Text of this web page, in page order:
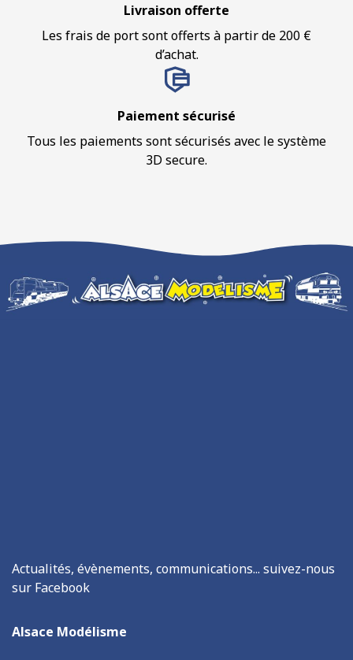
Livraison offerte
Les frais de port sont offerts à partir de 200 €
d’achat.
Paiement sécurisé
Tous les paiements sont sécurisés avec le système
3D secure.
Actualités, évènements, communications... suivez-nous
sur Facebook
Alsace Modélisme